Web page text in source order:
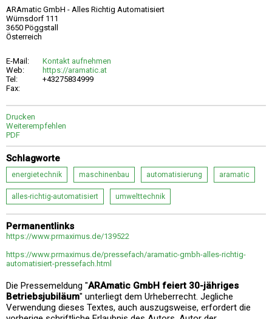
ARAmatic GmbH - Alles Richtig Automatisiert
Würnsdorf 111
3650 Pöggstall
Österreich
E-Mail:
Kontakt aufnehmen
Web:
https://aramatic.at
Tel:
+43275834999
Fax:
Drucken
Weiterempfehlen
PDF
Schlagworte
energietechnik maschinenbau automatisierung aramatic
alles-richtig-automatisiert umwelttechnik
Permanentlinks
https://www.prmaximus.de/139522
https://www.prmaximus.de/pressefach/aramatic-gmbh-alles-richtig-
automatisiert-pressefach.html
Die Pressemeldung "ARAmatic GmbH feiert 30-jähriges
Betriebsjubiläum" unterliegt dem Urheberrecht. Jegliche
Verwendung dieses Textes, auch auszugsweise, erfordert die